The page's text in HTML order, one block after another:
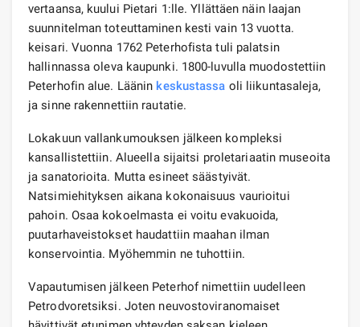
vertaansa, kuului Pietari 1:lle. Yllättäen näin laajan
suunnitelman toteuttaminen kesti vain 13 vuotta.
keisari. Vuonna 1762 Peterhofista tuli palatsin
hallinnassa oleva kaupunki. 1800-luvulla muodostettiin
Peterhofin alue. Läänin keskustassa oli liikuntasaleja,
ja sinne rakennettiin rautatie.
Lokakuun vallankumouksen jälkeen kompleksi
kansallistettiin. Alueella sijaitsi proletariaatin museoita
ja sanatorioita. Mutta esineet säästyivät.
Natsimiehityksen aikana kokonaisuus vaurioitui
pahoin. Osaa kokoelmasta ei voitu evakuoida,
puutarhaveistokset haudattiin maahan ilman
konservointia. Myöhemmin ne tuhottiin.
Vapautumisen jälkeen Peterhof nimettiin uudelleen
Petrodvoretsiksi. Joten neuvostoviranomaiset